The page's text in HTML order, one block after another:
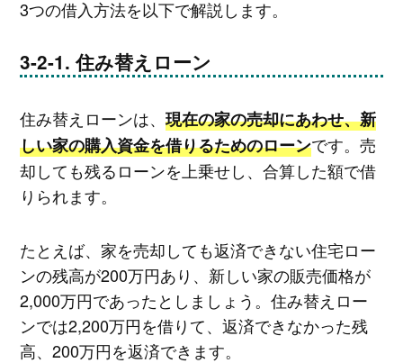
3つの借入方法を以下で解説します。
住み替えローン
住み替えローンは、 現在の家の売却にあわせ、新
しい家の購入資金を借りるためのローンです。売
却しても残るローンを上乗せし、合算した額で借
りられます。
たとえば、家を売却しても返済できない住宅ロー
ンの残高が200万円あり、新しい家の販売価格が
2,000万円であったとしましょう。住み替えロー
ンでは2,200万円を借りて、返済できなかった残
高、200万円を返済できます。